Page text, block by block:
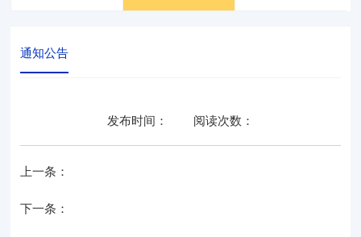
通知公告
发布时间： 阅读次数：
上一条：
下一条：